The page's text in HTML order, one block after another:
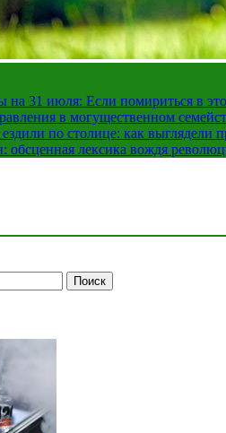
31 июля: Если помириться в
в могущественном
по столице: как выглядели
обсценная лексика вождя